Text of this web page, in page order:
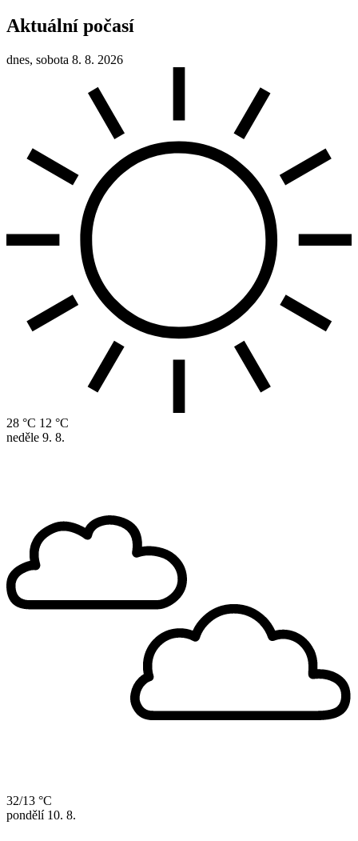
Aktuální počasí
dnes, sobota 8. 8. 2026
28 °C 12 °C
neděle 9. 8.
32/13 °C
pondělí 10. 8.